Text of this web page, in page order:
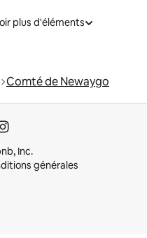
plus d'éléments
Comté de Newaygo
Inc.
générales